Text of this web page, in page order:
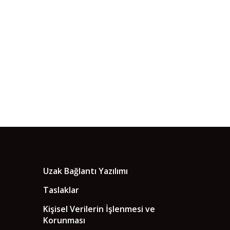
Uzak Bağlantı Yazılımı
Taslaklar
Kişisel Verilerin İşlenmesi ve
Korunması